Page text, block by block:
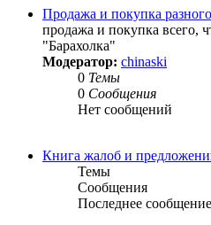
Продажа и покупка
продажа и покупка всего,
"Барахолка"
Модератор: chinaski
0 Темы
0 Сообщения
Нет сообщений
Книга жалоб и
Темы
Сообщения
Последнее сообщение